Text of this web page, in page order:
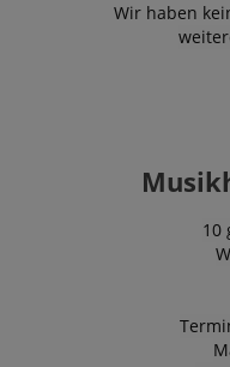
Wir haben
10